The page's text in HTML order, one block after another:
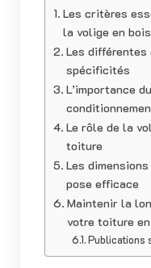
Les critères
la volige en
Les
spécificités
L’importance
Le rôle de la
toiture
Les
pose efficace
Maintenir la
votre toiture
Publications